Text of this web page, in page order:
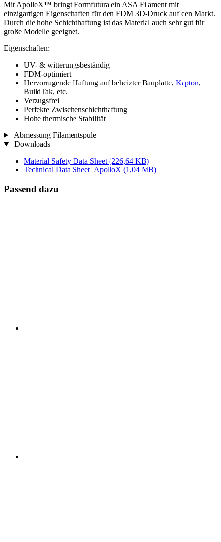
Mit ApolloX™ bringt Formfutura ein ASA Filament mit
einzigartigen Eigenschaften für den FDM 3D-Druck auf den Markt.
Durch die hohe Schichthaftung ist das Material auch sehr gut für
große Modelle geeignet.
Eigenschaften:
UV- & witterungsbeständig
FDM-optimiert
Hervorragende Haftung auf beheizter Bauplatte, Kapton,
BuildTak, etc.
Verzugsfrei
Perfekte Zwischenschichthaftung
Hohe thermische Stabilität
Abmessung Filamentspule
Downloads
Material Safety Data Sheet (226,64 KB)
Technical Data Sheet_ApolloX (1,04 MB)
Passend dazu